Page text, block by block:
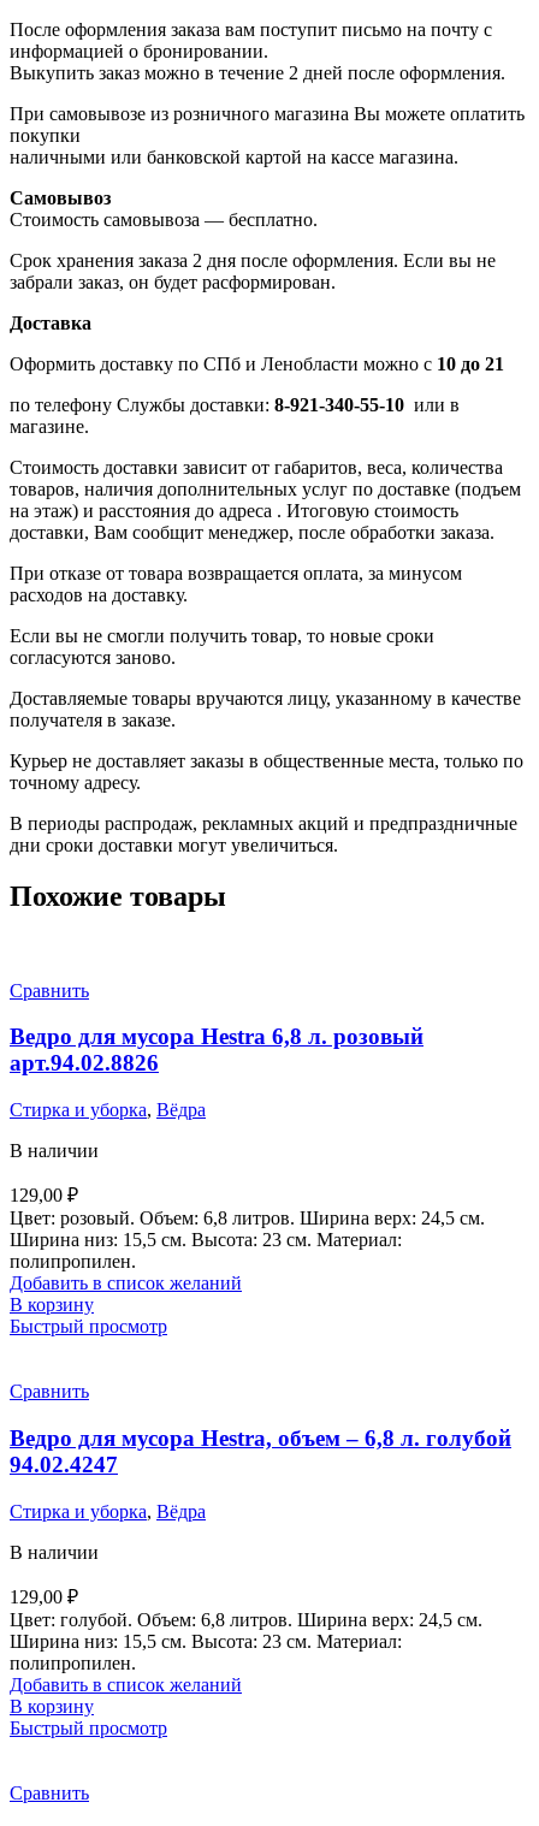
После оформления заказа вам поступит письмо на почту с
информацией о бронировании.
Выкупить заказ можно в течение 2 дней после оформления.
При самовывозе из розничного магазина Вы можете оплатить
покупки
наличными или банковской картой на кассе магазина.
Самовывоз
Стоимость самовывоза — бесплатно.
Срок хранения заказа 2 дня после оформления. Если вы не
забрали заказ, он будет расформирован.
Доставка
Оформить доставку по СПб и Ленобласти можно с 10 до 21
по телефону Службы доставки: 8-921-340-55-10 или в
магазине.
Стоимость доставки зависит от габаритов, веса, количества
товаров, наличия дополнительных услуг по доставке (подъем
на этаж) и расстояния до адреса . Итоговую стоимость
доставки, Вам сообщит менеджер, после обработки заказа.
При отказе от товара возвращается оплата, за минусом
расходов на доставку.
Если вы не смогли получить товар, то новые сроки
согласуются заново.
Доставляемые товары вручаются лицу, указанному в качестве
получателя в заказе.
Курьер не доставляет заказы в общественные места, только по
точному адресу.
В периоды распродаж, рекламных акций и предпраздничные
дни сроки доставки могут увеличиться.
Похожие товары
Сравнить
Ведро для мусора Hestra 6,8 л. розовый
арт.94.02.8826
Стирка и уборка, Вёдра
В наличии
129,00 ₽
Цвет: розовый. Объем: 6,8 литров. Ширина верх: 24,5 см.
Ширина низ: 15,5 см. Высота: 23 см. Материал:
полипропилен.
Добавить в список желаний
В корзину
Быстрый просмотр
Сравнить
Ведро для мусора Hestra, объем – 6,8 л. голубой
94.02.4247
Стирка и уборка, Вёдра
В наличии
129,00 ₽
Цвет: голубой. Объем: 6,8 литров. Ширина верх: 24,5 см.
Ширина низ: 15,5 см. Высота: 23 см. Материал:
полипропилен.
Добавить в список желаний
В корзину
Быстрый просмотр
Сравнить